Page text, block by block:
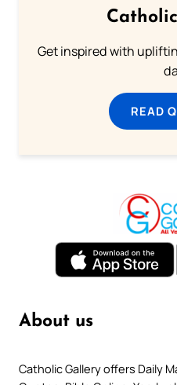
Get inspired with
READ
About us
Catholic Gallery offers Daily